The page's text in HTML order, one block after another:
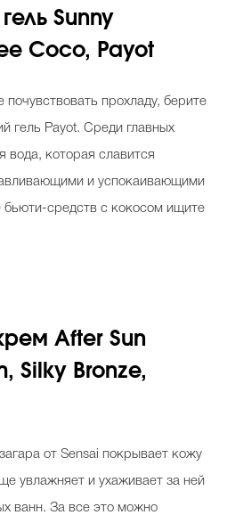
Sunny
Coco, Payot
почувствовать прохладу, берите
гель Payot. Среди главных
вода, которая славится
и успокаивающими
средств с кокосом ищите
After Sun
Silky Bronze,
от Sensai покрывает кожу
увлажняет и ухаживает за ней
ванн. За все это можно